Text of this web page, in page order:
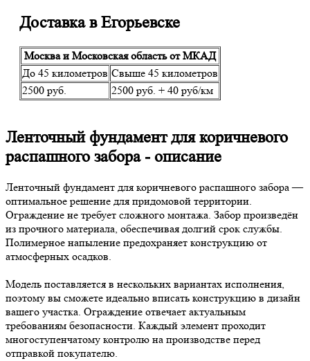
Доставка в Егорьевске
Москва и Московская область от МКАД
До 45 километров Свыше 45 километров
2500 руб.
2500 руб. + 40 руб/км
Ленточный фундамент для коричневого
распашного забора - описание
Ленточный фундамент для коричневого распашного забора —
оптимальное решение для придомовой территории.
Ограждение не требует сложного монтажа. Забор произведён
из прочного материала, обеспечивая долгий срок службы.
Полимерное напыление предохраняет конструкцию от
атмосферных осадков.
Модель поставляется в нескольких вариантах исполнения,
поэтому вы сможете идеально вписать конструкцию в дизайн
вашего участка. Ограждение отвечает актуальным
требованиям безопасности. Каждый элемент проходит
многоступенчатому контролю на производстве перед
отправкой покупателю.